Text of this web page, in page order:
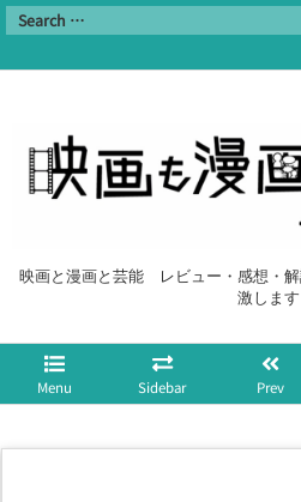
映画と漫画と芸能 レビュー・感想・
激します
Menu Sidebar Prev